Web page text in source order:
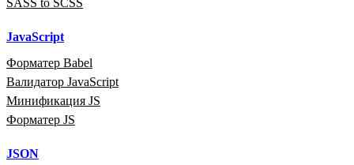
SASS to SCSS
JavaScript
Форматер Babel
Валидатор JavaScript
Минификация JS
Форматер JS
JSON